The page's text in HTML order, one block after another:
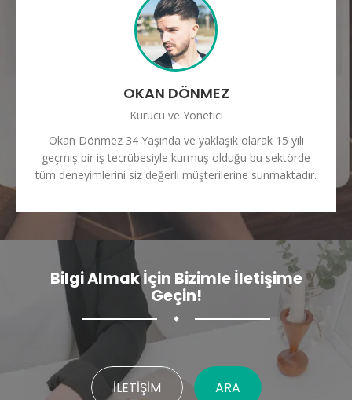
OKAN DÖNMEZ
Kurucu ve Yönetici
Okan Dönmez 34 Yaşında ve yaklaşık olarak 15 yılı
geçmiş bir iş tecrübesiyle kurmuş olduğu bu sektörde
tüm deneyimlerini siz değerli müşterilerine sunmaktadır.
Bilgi Almak İçin Bizimle İletişime
Geçin!
♦
İLETIŞIM ARA